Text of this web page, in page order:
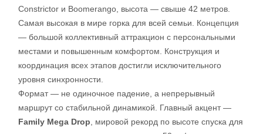
Constrictor и Boomerango, высота — свыше 42 метров.
Самая высокая в мире горка для всей семьи. Концепция
— большой коллективный аттракцион с персональными
местами и повышенным комфортом. Конструкция и
координация всех этапов достигли исключительного
уровня синхронности.
Формат — не одиночное падение, а непрерывный
маршрут со стабильной динамикой. Главный акцент —
Family Mega Drop , мировой рекорд по высоте спуска для